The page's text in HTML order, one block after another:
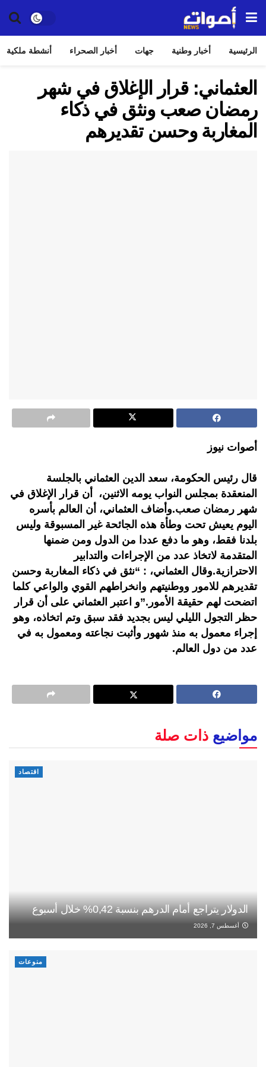
الرئيسية أخبار وطنية جهات أخبار الصحراء أنشطة ملكية
العثماني: قرار الإغلاق في شهر
رمضان صعب ونثق في ذكاء
المغاربة وحسن تقديرهم
أصوات نيوز
قال رئيس الحكومة، سعد الدين العثماني بالجلسة
المنعقدة بمجلس النواب يومه الاثنين، أن قرار الإغلاق في
شهر رمضان صعب.وأضاف العثماني، أن العالم بأسره
اليوم يعيش تحت وطأة هذه الجائحة غير المسبوقة وليس
بلدنا فقط، وهو ما دفع عددا من الدول ومن ضمنها
المتقدمة لاتخاذ عدد من الإجراءات والتدابير
الاحترازية.وقال العثماني، : “نثق في ذكاء المغاربة وحسن
تقديرهم للامور ووطنيتهم وانخراطهم القوي والواعي كلما
اتضحت لهم حقيقة الأمور.”و اعتبر العثماني على أن قرار
حظر التجول الليلي ليس بجديد فقد سبق وتم اتخاذه، وهو
إجراء معمول به منذ شهور وأثبت نجاعته ومعمول به في
عدد من دول العالم.
مواضيع ذات صلة
اقتصاد
الدولار يتراجع أمام الدرهم بنسبة 0,42% خلال أسبوع
أغسطس 7, 2026
منوعات